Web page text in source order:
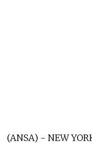
(ANSA) - NEW